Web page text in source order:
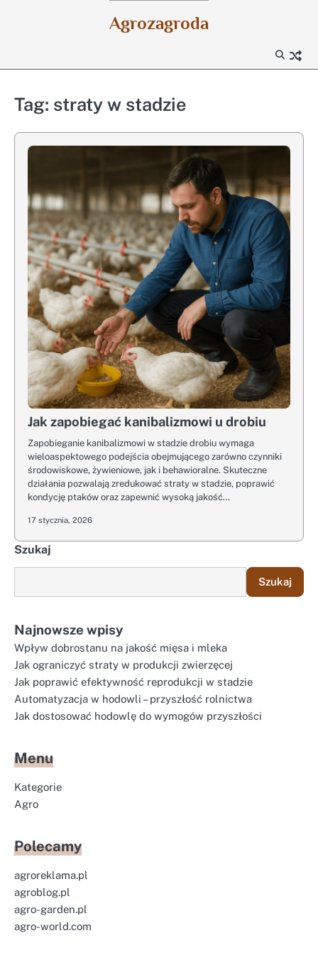
Agrozagroda
Tag: straty w stadzie
Jak zapobiegać kanibalizmowi u drobiu
Zapobieganie kanibalizmowi w stadzie drobiu wymaga
wieloaspektowego podejścia obejmującego zarówno czynniki
środowiskowe, żywieniowe, jak i behawioralne. Skuteczne
działania pozwalają zredukować straty w stadzie, poprawić
kondycję ptaków oraz zapewnić wysoką jakość…
17 stycznia, 2026
Szukaj
Szukaj
Najnowsze wpisy
Wpływ dobrostanu na jakość mięsa i mleka
Jak ograniczyć straty w produkcji zwierzęcej
Jak poprawić efektywność reprodukcji w stadzie
Automatyzacja w hodowli – przyszłość rolnictwa
Jak dostosować hodowlę do wymogów przyszłości
Menu
Kategorie
Agro
Polecamy
agroreklama.pl
agroblog.pl
agro-garden.pl
agro-world.com